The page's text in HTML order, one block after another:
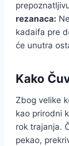
rezanaca:
kadaifa pre
će unutra
Kako
Zbog velike
kao prirodni
rok trajanja.
pekao,